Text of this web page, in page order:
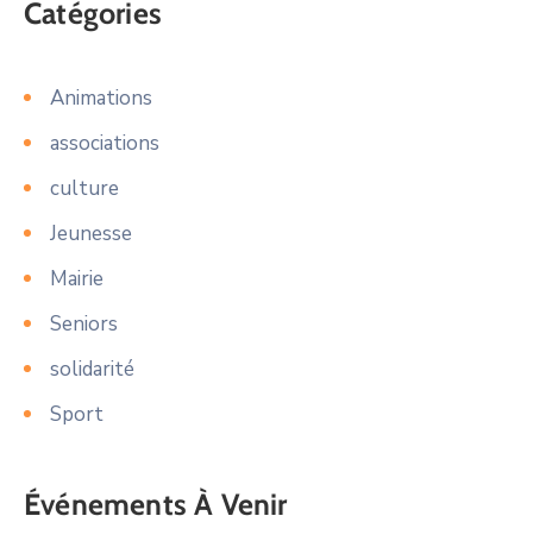
Catégories
Animations
associations
culture
Jeunesse
Mairie
Seniors
solidarité
Sport
Événements À Venir